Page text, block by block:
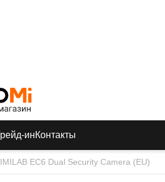
инКонтакты
EC6 Dual Security Camera (EU)